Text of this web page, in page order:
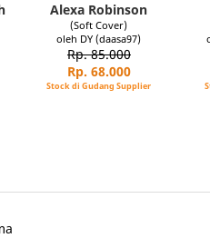
Alexa Robinson
(Soft Cover)
oleh DY (daasa97)
Rp. 85.000
Rp. 68.000
Stock di Gudang Supplier